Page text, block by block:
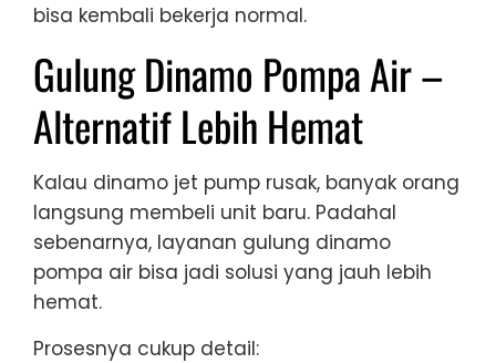
bisa kembali bekerja normal.
Gulung Dinamo Pompa Air –
Alternatif Lebih Hemat
Kalau dinamo jet pump rusak, banyak orang
langsung membeli unit baru. Padahal
sebenarnya, layanan gulung dinamo
pompa air bisa jadi solusi yang jauh lebih
hemat.
Prosesnya cukup detail: